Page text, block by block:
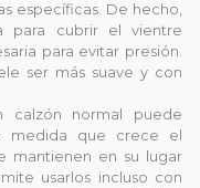
específicas. De hecho,
para cubrir el vientre
para evitar presión.
ser más suave y con
calzón normal puede
medida que crece el
mantienen en su lugar
usarlos incluso con